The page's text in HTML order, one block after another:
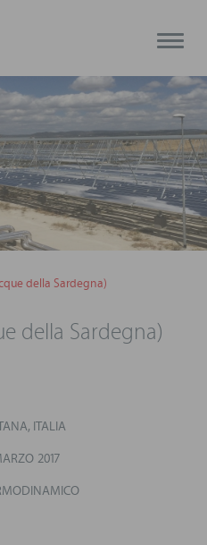
Toggle
della Sardegna)
della Sardegna)
ITALIA
2017